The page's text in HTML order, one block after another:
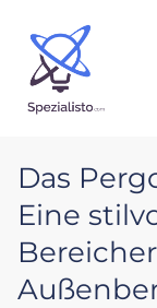
Das
Eine